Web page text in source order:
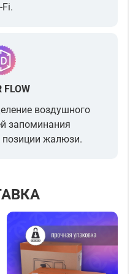
Fi.
FLOW
воздушного
запоминания
жалюзи.